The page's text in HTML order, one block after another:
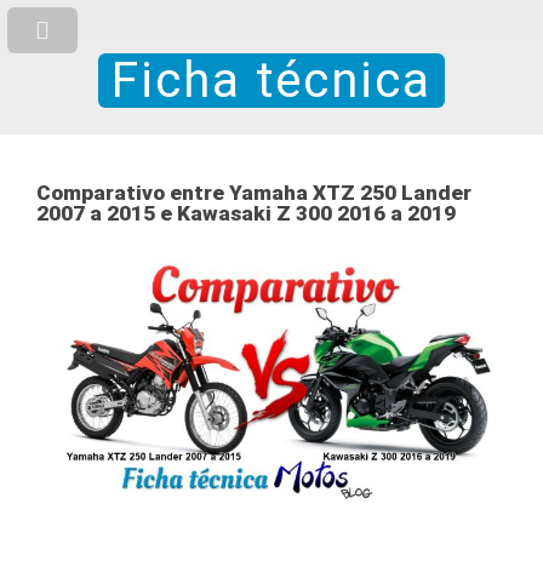
Ficha técnica
Comparativo entre Yamaha XTZ 250 Lander
2007 a 2015 e Kawasaki Z 300 2016 a 2019